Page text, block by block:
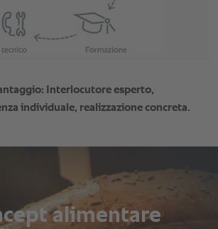
Interlocutore esperto,
individuale, realizzazione concreta.